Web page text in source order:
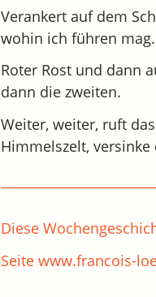
Verankert auf dem
wohin ich führen mag.
Roter Rost und dann
dann die zweiten.
Weiter, weiter, ruft
Himmelszelt,
Diese
Seite www.francois-